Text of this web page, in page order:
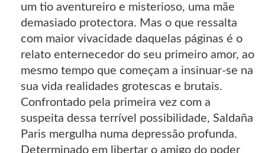
um tio aventureiro e misterioso, uma mãe
demasiado protectora. Mas o que ressalta
com maior vivacidade daquelas páginas é o
relato enternecedor do seu primeiro amor, ao
mesmo tempo que começam a insinuar-se na
sua vida realidades grotescas e brutais.
Confrontado pela primeira vez com a
suspeita dessa terrível possibilidade, Saldaña
Paris mergulha numa depressão profunda.
Determinado em libertar o amigo do poder